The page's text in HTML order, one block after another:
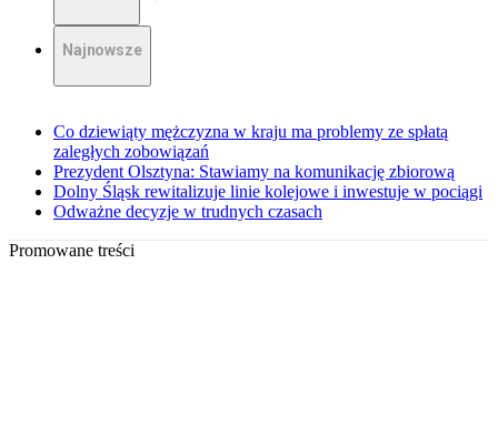
Najnowsze
Co dziewiąty mężczyzna w kraju ma problemy ze spłatą
zaległych zobowiązań
Prezydent Olsztyna: Stawiamy na komunikację zbiorową
Dolny Śląsk rewitalizuje linie kolejowe i inwestuje w pociągi
Odważne decyzje w trudnych czasach
Promowane treści